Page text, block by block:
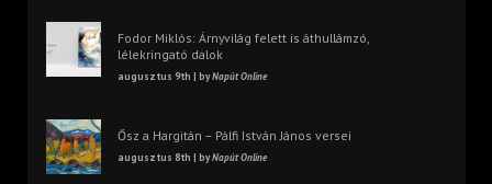
Fodor Miklós: Árnyvilág felett is áthullámzó,
lélekringató dalok
augusztus 9th | byNapút Online
Ősz a Hargitán – Pálfi István János versei
augusztus 8th | byNapút Online